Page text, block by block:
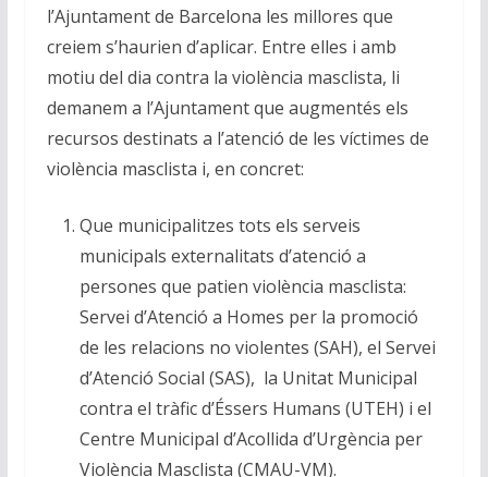
l’Ajuntament de Barcelona les millores que
creiem s’haurien d’aplicar. Entre elles i amb
motiu del dia contra la violència masclista, li
demanem a l’Ajuntament que augmentés els
recursos destinats a l’atenció de les víctimes de
violència masclista i, en concret:
Que municipalitzes tots els serveis
municipals externalitats d’atenció a
persones que patien violència masclista:
Servei d’Atenció a Homes per la promoció
de les relacions no violentes (SAH), el Servei
d’Atenció Social (SAS), la Unitat Municipal
contra el tràfic d’Éssers Humans (UTEH) i el
Centre Municipal d’Acollida d’Urgència per
Violència Masclista (CMAU-VM).